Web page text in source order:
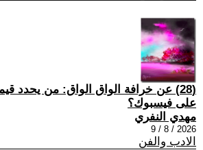
(28) عن خرافة الواق الواق: من يحدد
على فيسبوك؟
مهدي النفري
2026 / 8 / 9
الادب والفن